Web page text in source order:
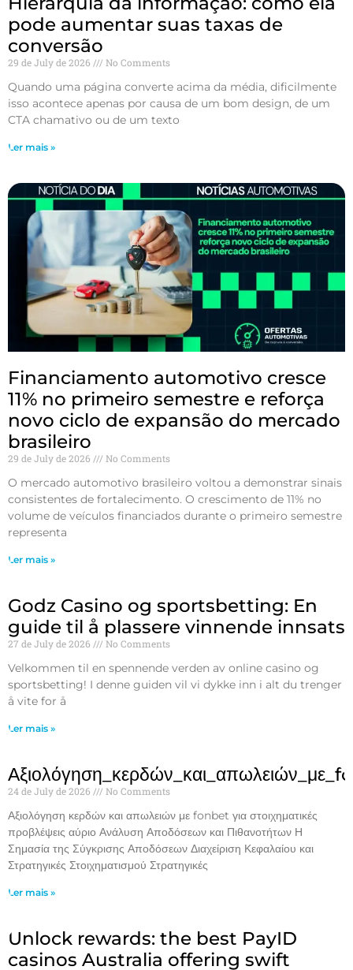
pode aumentar suas taxas de
conversão
29 de July de 2026 No Comments
Quando uma página converte acima da média, dificilmente
isso acontece apenas por causa de um bom design, de um
CTA chamativo ou de um texto
Ler mais »
Financiamento automotivo cresce
11% no primeiro semestre e reforça
novo ciclo de expansão do mercado
brasileiro
29 de July de 2026 No Comments
O mercado automotivo brasileiro voltou a demonstrar sinais
consistentes de fortalecimento. O crescimento de 11% no
volume de veículos financiados durante o primeiro semestre
representa
Ler mais »
Godz Casino og sportsbetting: En
guide til å plassere vinnende innsats
27 de July de 2026 No Comments
Velkommen til en spennende verden av online casino og
sportsbetting! I denne guiden vil vi dykke inn i alt du trenger
å vite for å
Ler mais »
24 de July de 2026 No Comments
Αξιολόγηση κερδών και απωλειών με fonbet για στοιχηματικές
προβλέψεις αύριο Ανάλυση Αποδόσεων και Πιθανοτήτων Η
Σημασία της Σύγκρισης Αποδόσεων Διαχείριση Κεφαλαίου και
Στρατηγικές Στοιχηματισμού Στρατηγικές
Ler mais »
Unlock rewards: the best PayID
casinos Australia offering swift